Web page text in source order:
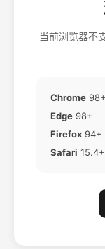
当前浏览器不
Chrome 98+
Edge 98+
Firefox 94+
Safari 15.4+